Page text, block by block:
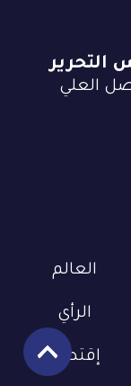
العالم
الرأي
إقتصاد
التحرير
العلي